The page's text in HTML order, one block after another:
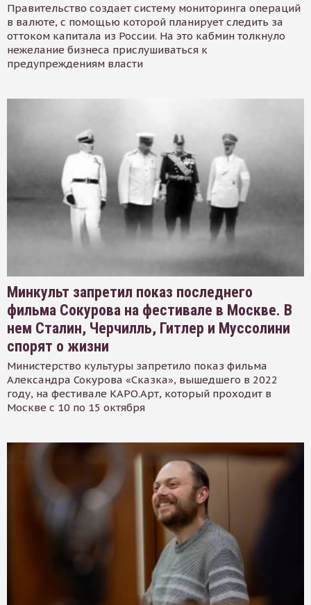
Правительство создает систему мониторинга операций
в валюте, с помощью которой планирует следить за
оттоком капитала из России. На это кабмин толкнуло
нежелание бизнеса прислушиваться к
предупреждениям власти
Минкульт запретил показ последнего
фильма Сокурова на фестивале в Москве. В
нем Сталин, Черчилль, Гитлер и Муссолини
спорят о жизни
Министерство культуры запретило показ фильма
Александра Сокурова «Сказка», вышедшего в 2022
году, на фестивале КАРО.Арт, который проходит в
Москве с 10 по 15 октября